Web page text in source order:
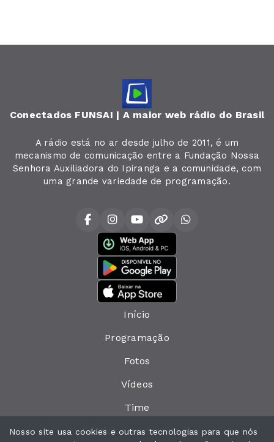
Conectados FUNSAI | A maior web rádio do Brasil
A rádio está no ar desde julho de 2011, é um
mecanismo de comunicação entre a Fundação Nossa
Senhora Auxiliadora do Ipiranga e a comunidade, com
uma grande variedade de programação.
Início
Programação
Fotos
Vídeos
Time
Política de privacidade
Nosso site usa cookies e outras tecnologias para que nós